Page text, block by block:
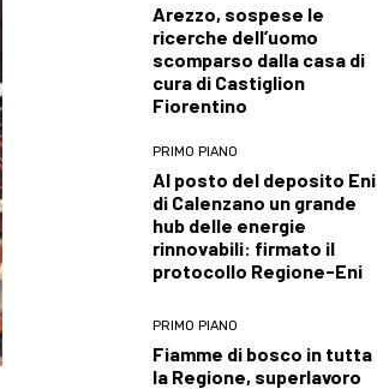
Arezzo, sospese le
ricerche dell’uomo
scomparso dalla casa di
cura di Castiglion
Fiorentino
PRIMO PIANO
Al posto del deposito Eni
di Calenzano un grande
hub delle energie
rinnovabili: firmato il
protocollo Regione-Eni
PRIMO PIANO
Fiamme di bosco in tutta
la Regione, superlavoro